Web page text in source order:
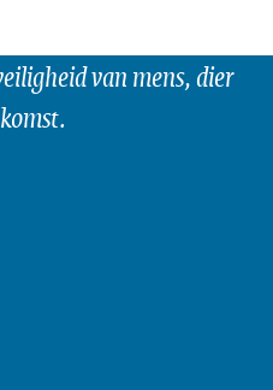
van mens, dier